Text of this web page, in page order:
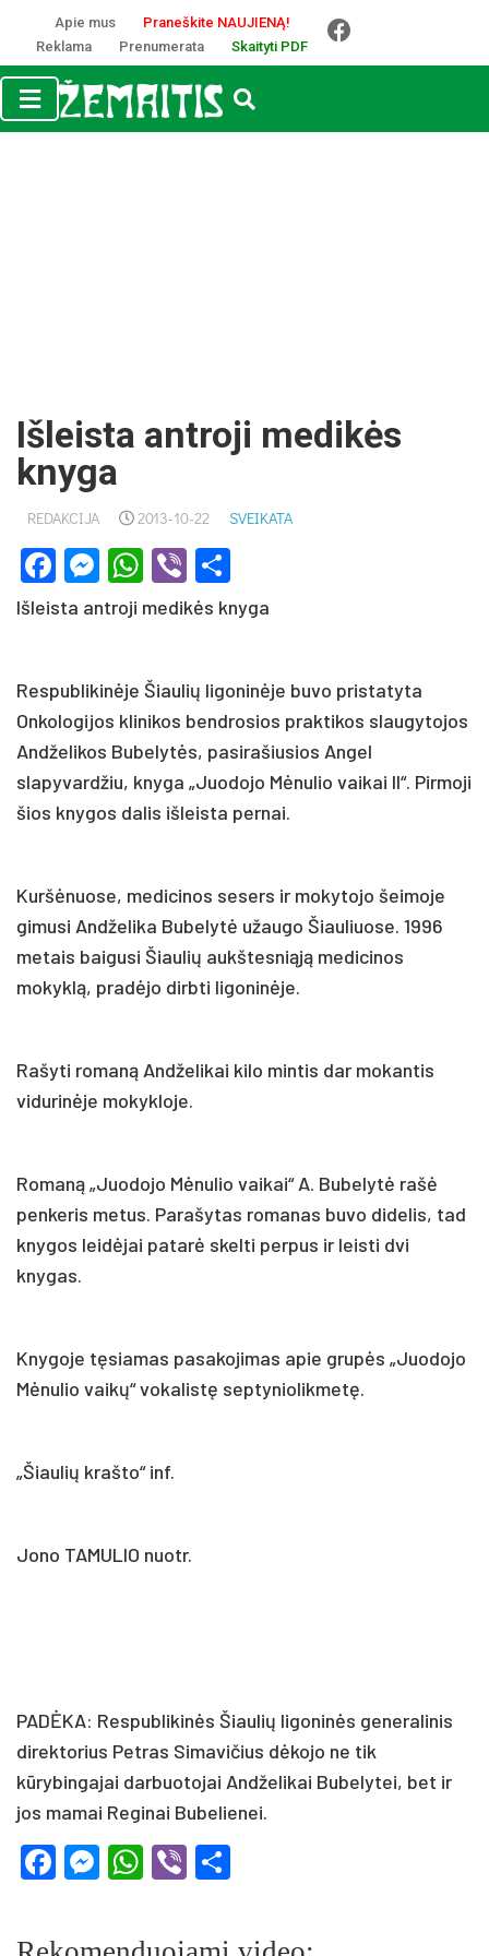
Apie mus
Praneškite NAUJIENĄ!
Reklama
Prenumerata Skaityti PDF
Išleista antroji medikės
knyga
REDAKCIJA 2013-10-22 SVEIKATA
Facebook
Messenger
WhatsApp
Viber
Išleista antroji medikės knyga
Respublikinėje Šiaulių ligoninėje buvo pristatyta
Onkologijos klinikos bendrosios praktikos slaugytojos
Andželikos Bubelytės, pasirašiusios Angel
slapyvardžiu, knyga „Juodojo Mėnulio vaikai II“. Pirmoji
šios knygos dalis išleista pernai.
Kuršėnuose, medicinos sesers ir mokytojo šeimoje
gimusi Andželika Bubelytė užaugo Šiauliuose. 1996
metais baigusi Šiaulių aukštesniąją medicinos
mokyklą, pradėjo dirbti ligoninėje.
Rašyti romaną Andželikai kilo mintis dar mokantis
vidurinėje mokykloje.
Romaną „Juodojo Mėnulio vaikai“ A. Bubelytė rašė
penkeris metus. Parašytas romanas buvo didelis, tad
knygos leidėjai patarė skelti perpus ir leisti dvi
knygas.
Knygoje tęsiamas pasakojimas apie grupės „Juodojo
Mėnulio vaikų“ vokalistę septyniolikmetę.
„Šiaulių krašto“ inf.
Jono TAMULIO nuotr.
PADĖKA: Respublikinės Šiaulių ligoninės generalinis
direktorius Petras Simavičius dėkojo ne tik
kūrybingajai darbuotojai Andželikai Bubelytei, bet ir
jos mamai Reginai Bubelienei.
Facebook
Messenger
WhatsApp
Viber